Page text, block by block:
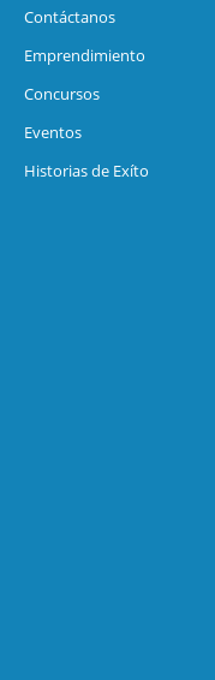
Contáctanos
Emprendimiento
Concursos
Eventos
Historias de Exíto